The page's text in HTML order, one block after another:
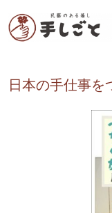
“民芸のある
「手しごと」は陶磁器、
品を取り扱う
日本の手仕事を